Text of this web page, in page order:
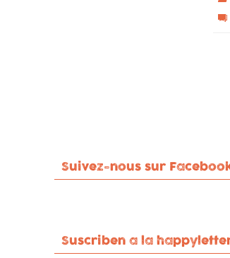
Suivez-nous sur
Suscriben a la